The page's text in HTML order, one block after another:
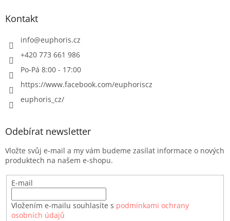
Kontakt
info@euphoris.cz
+420 773 661 986
Po-Pá 8:00 - 17:00
https://www.facebook.com/euphoriscz
euphoris_cz/
Odebírat newsletter
Vložte svůj e-mail a my vám budeme zasílat informace o nových
produktech na našem e-shopu.
E-mail
Vložením e-mailu souhlasíte s podmínkami ochrany
osobních údajů